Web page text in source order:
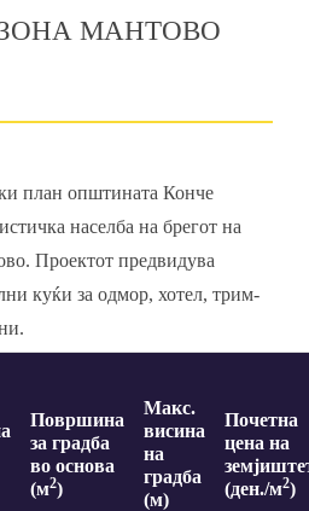
МАНТОВО
план општината Конче
населба на брегот на
Проектот предвидува
куќи за одмор, хотел, трим-
Површина
за градба
во основа
(м2)
Макс.
висина
на
градба
(м)
Почетна
цена на
(ден./м2)